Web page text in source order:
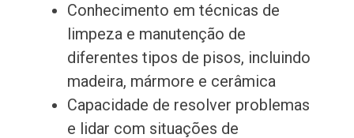
Conhecimento em técnicas de
limpeza e manutenção de
diferentes tipos de pisos, incluindo
madeira, mármore e cerâmica
Capacidade de resolver problemas
e lidar com situações de